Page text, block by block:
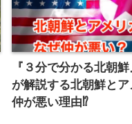
『３分で分かる北朝
が解説する北朝鮮と
仲が悪い理由⁉︎